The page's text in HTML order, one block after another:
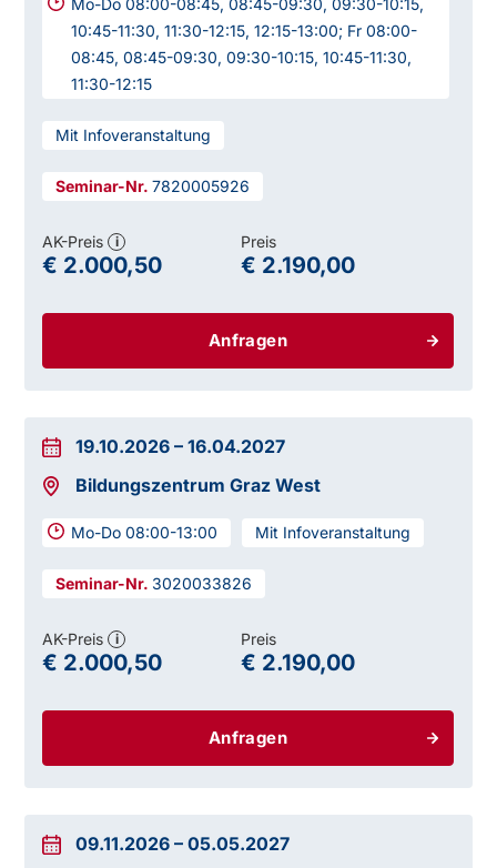
Mo-Do 08:00-08:45, 08:45-09:30, 09:30-10:15,
10:45-11:30, 11:30-12:15, 12:15-13:00; Fr 08:00-
08:45, 08:45-09:30, 09:30-10:15, 10:45-11:30,
11:30-12:15
Mit Infoveranstaltung
7820005926
Anfragen
AK-Preis i
€ 2.000,50
Preis
€ 2.190,00
19.10.2026 –16.04.2027
Bildungszentrum Graz West
Mo-Do 08:00-13:00 Mit Infoveranstaltung
3020033826
Anfragen
AK-Preis i
€ 2.000,50
Preis
€ 2.190,00
09.11.2026 –05.05.2027